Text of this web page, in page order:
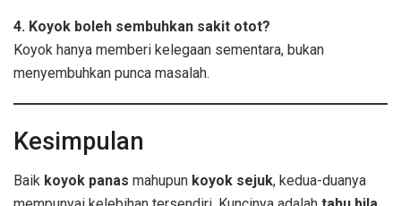
4. Koyok boleh sembuhkan sakit otot?
Koyok hanya memberi kelegaan sementara, bukan
menyembuhkan punca masalah.
Kesimpulan
Baik koyok panas mahupun koyok sejuk, kedua-duanya